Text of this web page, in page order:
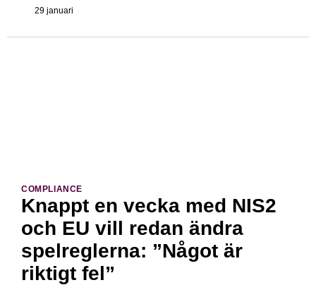
29 januari
COMPLIANCE
Knappt en vecka med NIS2
och EU vill redan ändra
spelreglerna: ”Något är
riktigt fel”